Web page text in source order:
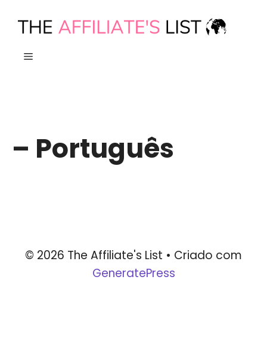
para
conteúdo
MENU
– Português
© 2026 The Affiliate's List • Criado com
GeneratePress